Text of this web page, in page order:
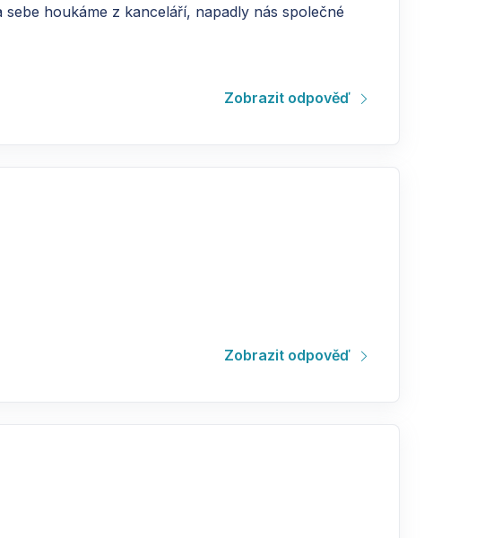
houkáme z kanceláří, napadly nás společné
Zobrazit odpověď
Zobrazit odpověď